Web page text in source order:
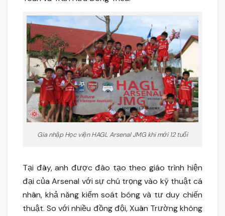
Gia nhập Học viện HAGL Arsenal JMG khi mới 12 tuổi
Tại đây, anh được đào tạo theo giáo trình hiện
đại của Arsenal với sự chú trọng vào kỹ thuật cá
nhân, khả năng kiểm soát bóng và tư duy chiến
thuật. So với nhiều đồng đội, Xuân Trường không